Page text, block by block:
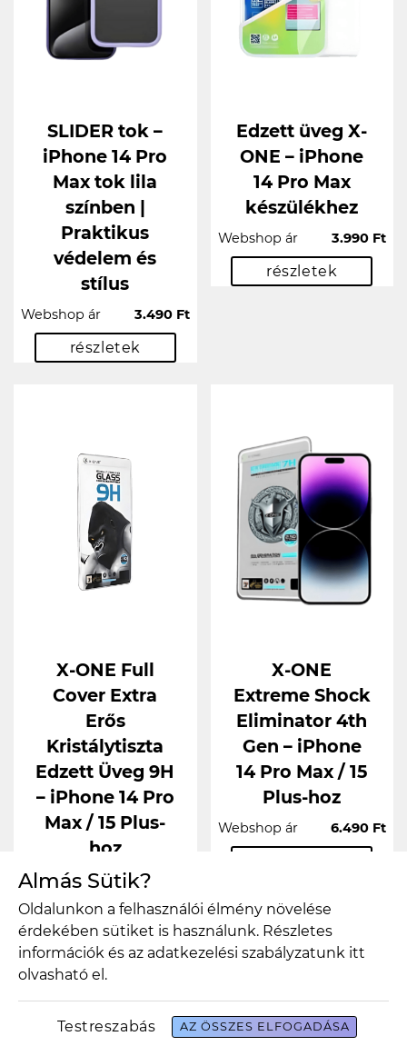
SLIDER tok –
iPhone 14 Pro
Max tok lila
színben |
Praktikus
védelem és
stílus
Webshop ár 3.490 Ft
részletek
Edzett üveg X-
ONE – iPhone
14 Pro Max
készülékhez
Webshop ár 3.990 Ft
részletek
X-ONE Full
Cover Extra
Erős
Kristálytiszta
Edzett Üveg 9H
– iPhone 14 Pro
Max / 15 Plus-
hoz
Webshop ár 5.990 Ft
részletek
X-ONE
Extreme Shock
Eliminator 4th
Gen – iPhone
14 Pro Max / 15
Plus-hoz
Webshop ár 6.490 Ft
Almás Sütik?
Oldalunkon a felhasználói élmény növelése
érdekében sütiket is használunk. Részletes
információk és az adatkezelési szabályzatunk itt
olvasható el.
Testreszabás AZ ÖSSZES ELFOGADÁSA